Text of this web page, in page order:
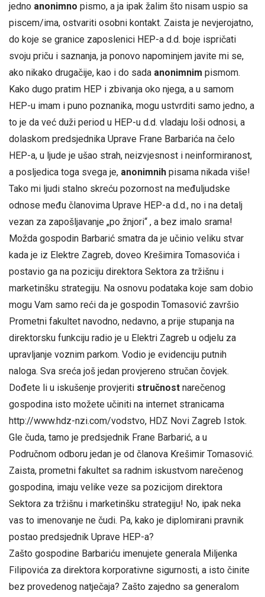
jedno anonimno pismo, a ja ipak žalim što nisam uspio sa
piscem/ima, ostvariti osobni kontakt. Zaista je nevjerojatno,
do koje se granice zaposlenici HEP-a d.d. boje ispričati
svoju priču i saznanja, ja ponovo napominjem javite mi se,
ako nikako drugačije, kao i do sada anonimnim pismom.
Kako dugo pratim HEP i zbivanja oko njega, a u samom
HEP-u imam i puno poznanika, mogu ustvrditi samo jedno, a
to je da već duži period u HEP-u d.d. vladaju loši odnosi, a
dolaskom predsjednika Uprave Frane Barbarića na čelo
HEP-a, u ljude je ušao strah, neizvjesnost i neinformiranost,
a posljedica toga svega je, anonimnih pisama nikada više!
Tako mi ljudi stalno skreću pozornost na međuljudske
odnose među članovima Uprave HEP-a d.d., no i na detalj
vezan za zapošljavanje „po žnjori“ , a bez imalo srama!
Možda gospodin Barbarić smatra da je učinio veliku stvar
kada je iz Elektre Zagreb, doveo Krešimira Tomasovića i
postavio ga na poziciju direktora Sektora za tržišnu i
marketinšku strategiju. Na osnovu podataka koje sam dobio
mogu Vam samo reći da je gospodin Tomasović završio
Prometni fakultet navodno, nedavno, a prije stupanja na
direktorsku funkciju radio je u Elektri Zagreb u odjelu za
upravljanje voznim parkom. Vodio je evidenciju putnih
naloga. Sva sreća još jedan provjereno stručan čovjek.
Dođete li u iskušenje provjeriti stručnost narečenog
gospodina isto možete učiniti na internet stranicama
http://www.hdz-nzi.com/vodstvo, HDZ Novi Zagreb Istok.
Gle čuda, tamo je predsjednik Frane Barbarić, a u
Područnom odboru jedan je od članova Krešimir Tomasović.
Zaista, prometni fakultet sa radnim iskustvom narečenog
gospodina, imaju velike veze sa pozicijom direktora
Sektora za tržišnu i marketinšku strategiju! No, ipak neka
vas to imenovanje ne čudi. Pa, kako je diplomirani pravnik
postao predsjednik Uprave HEP-a?
Zašto gospodine Barbariću imenujete generala Miljenka
Filipovića za direktora korporativne sigurnosti, a isto činite
bez provedenog natječaja? Zašto zajedno sa generalom